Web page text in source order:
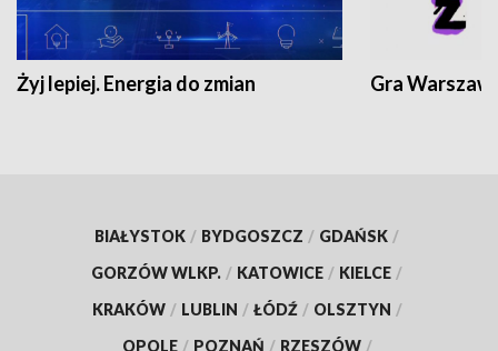
Żyj lepiej. Energia do zmian Gra
BIAŁYSTOK / BYDGOSZCZ / GDAŃSK /
GORZÓW WLKP. / KATOWICE / KIELCE /
KRAKÓW / LUBLIN / ŁÓDŹ / OLSZTYN /
OPOLE / POZNAŃ / RZESZÓW /